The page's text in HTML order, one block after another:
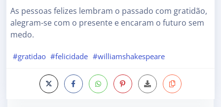
As pessoas felizes lembram o passado com gratidão,
alegram-se com o presente e encaram o futuro sem
medo.
#gratidao #felicidade #williamshakespeare